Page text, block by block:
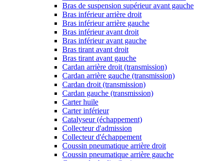
Bras de suspension supérieur avant gauche
Bras inférieur arrière droit
Bras inférieur arrière gauche
Bras inférieur avant droit
Bras inférieur avant gauche
Bras tirant avant droit
Bras tirant avant gauche
Cardan arrière droit (transmission)
Cardan arrière gauche (transmission)
Cardan droit (transmission)
Cardan gauche (transmission)
Carter huile
Carter inférieur
Catalyseur (échappement)
Collecteur d'admission
Collecteur d'échappement
Coussin pneumatique arrière droit
Coussin pneumatique arrière gauche